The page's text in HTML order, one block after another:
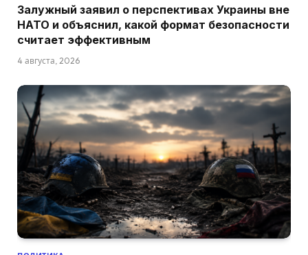
Залужный заявил о перспективах Украины вне
НАТО и объяснил, какой формат безопасности
считает эффективным
4 августа, 2026